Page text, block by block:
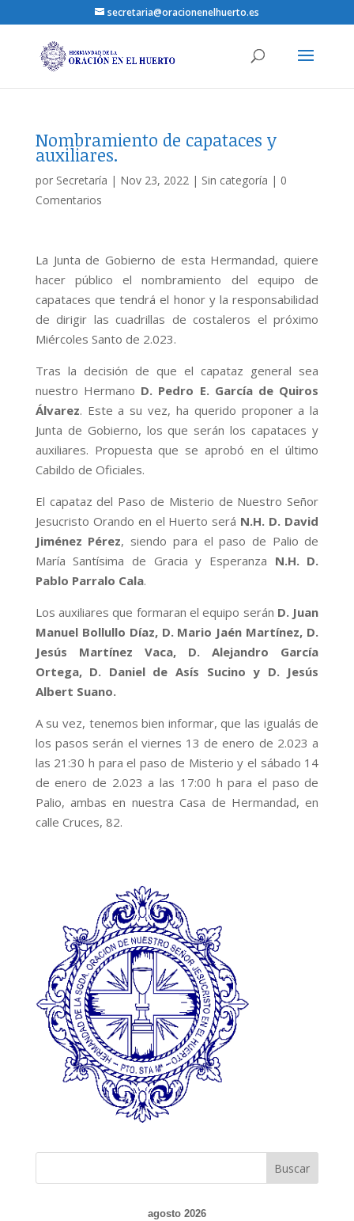
secretaria@oracionenelhuerto.es
Nombramiento de capataces y
auxiliares.
por Secretaría | Nov 23, 2022| Sin categoría | 0
Comentarios
La Junta de Gobierno de esta Hermandad, quiere
hacer público el nombramiento del equipo de
capataces que tendrá el honor y la responsabilidad
de dirigir las cuadrillas de costaleros el próximo
Miércoles Santo de 2.023.
Tras la decisión de que el capataz general sea
nuestro Hermano D. Pedro E. García de Quiros
Álvarez. Este a su vez, ha querido proponer a la
Junta de Gobierno, los que serán los capataces y
auxiliares. Propuesta que se aprobó en el último
Cabildo de Oficiales.
El capataz del Paso de Misterio de Nuestro Señor
Jesucristo Orando en el Huerto será N.H. D. David
Jiménez Pérez, siendo para el paso de Palio de
María Santísima de Gracia y Esperanza N.H. D.
Pablo Parralo Cala.
Los auxiliares que formaran el equipo serán D. Juan
Manuel Bollullo Díaz, D. Mario Jaén Martínez, D.
Jesús Martínez Vaca, D. Alejandro García
Ortega, D. Daniel de Asís Sucino y D. Jesús
Albert Suano.
A su vez, tenemos bien informar, que las igualás de
los pasos serán el viernes 13 de enero de 2.023 a
las 21:30 h para el paso de Misterio y el sábado 14
de enero de 2.023 a las 17:00 h para el paso de
Palio, ambas en nuestra Casa de Hermandad, en
calle Cruces, 82.
agosto 2026